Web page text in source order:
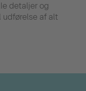
detaljer og
af alt